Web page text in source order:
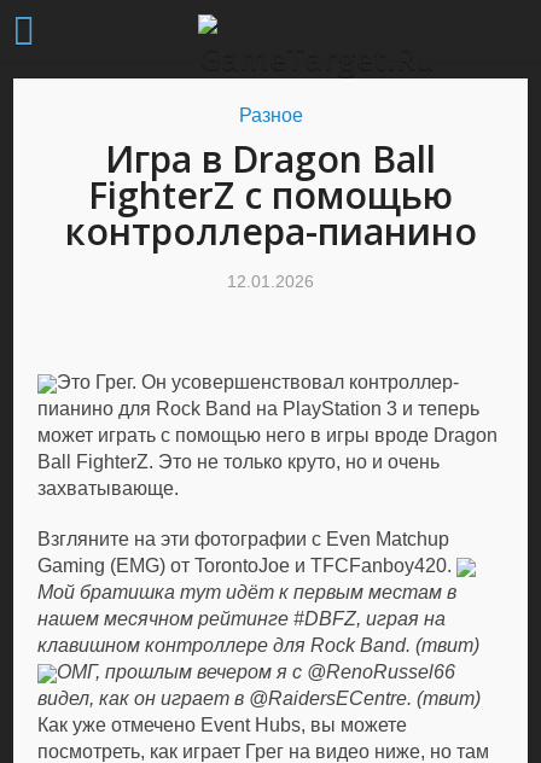
Разное
Игра в Dragon Ball
FighterZ с помощью
контроллера-пианино
12.01.2026
Это Грег. Он усовершенствовал контроллер-
пианино для Rock Band на PlayStation 3 и теперь
может играть с помощью него в игры вроде Dragon
Ball FighterZ. Это не только круто, но и очень
захватывающе.
Взгляните на эти фотографии с Even Matchup
Gaming (EMG) от TorontoJoe и TFCFanboy420.
Мой братишка тут идёт к первым местам в
нашем месячном рейтинге #DBFZ, играя на
клавишном контроллере для Rock Band. (твит)
ОМГ, прошлым вечером я с @RenoRussel66
видел, как он играет в @RaidersECentre. (твит)
Как уже отмечено Event Hubs, вы можете
посмотреть, как играет Грег на видео ниже, но там